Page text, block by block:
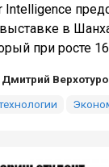
в
при росте
Дмитрий